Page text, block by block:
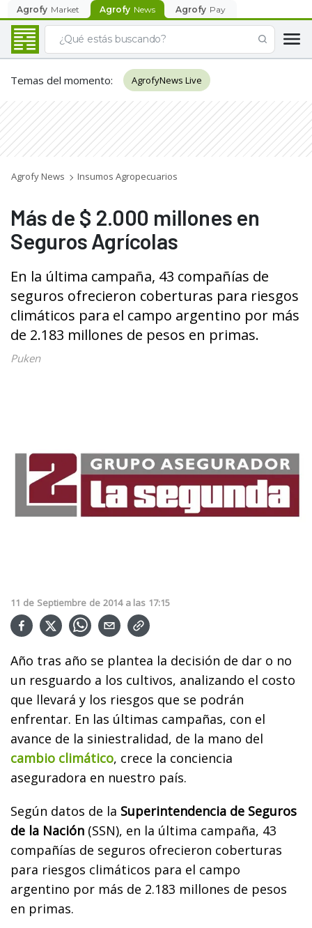
Agrofy Market Agrofy News Agrofy Pay
Temas del momento: AgrofyNews Live
Agrofy News Insumos Agropecuarios
Más de $ 2.000 millones en
Seguros Agrícolas
En la última campaña, 43 compañías de
seguros ofrecieron coberturas para riesgos
climáticos para el campo argentino por más
de 2.183 millones de pesos en primas.
Puken
11 de Septiembre de 2014 a las 17:15
Año tras año se plantea la decisión de dar o no
un resguardo a los cultivos, analizando el costo
que llevará y los riesgos que se podrán
enfrentar. En las últimas campañas, con el
avance de la siniestralidad, de la mano del
cambio climático, crece la conciencia
aseguradora en nuestro país.
Según datos de la Superintendencia de Seguros
de la Nación (SSN), en la última campaña, 43
compañías de seguros ofrecieron coberturas
para riesgos climáticos para el campo
argentino por más de 2.183 millones de pesos
en primas.